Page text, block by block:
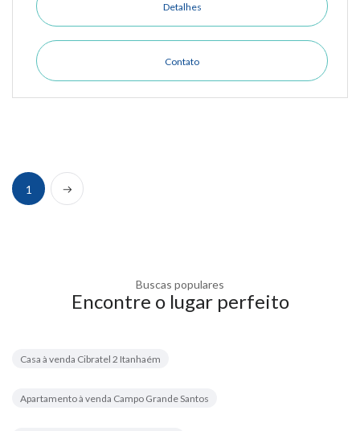
Detalhes
Contato
1 Próximo
Buscas populares
Encontre o lugar perfeito
Casa à venda Cibratel 2 Itanhaém
Apartamento à venda Campo Grande Santos